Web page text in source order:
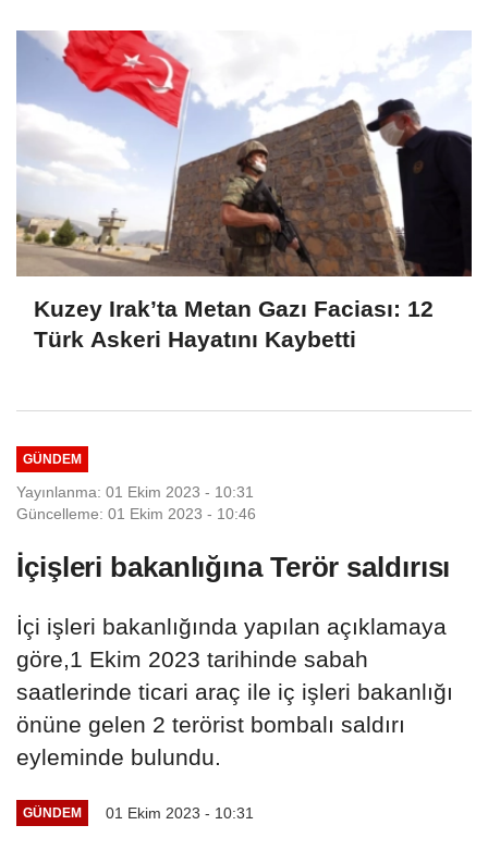
Kuzey Irak’ta Metan Gazı Faciası: 12
Türk Askeri Hayatını Kaybetti
GÜNDEM
Yayınlanma: 01 Ekim 2023 - 10:31
Güncelleme: 01 Ekim 2023 - 10:46
İçişleri bakanlığına Terör saldırısı
​​​​​​​İçi işleri bakanlığında yapılan açıklamaya
göre,1 Ekim 2023 tarihinde sabah
saatlerinde ticari araç ile iç işleri bakanlığı
önüne gelen 2 terörist bombalı saldırı
eyleminde bulundu.
GÜNDEM 01 Ekim 2023 - 10:31